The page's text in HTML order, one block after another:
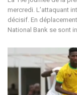
mercredi. L’attaquant
décisif. En
National Bank se sont